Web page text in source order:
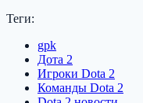
Теги:
gpk
Дота 2
Игроки Dota 2
Команды Dota 2